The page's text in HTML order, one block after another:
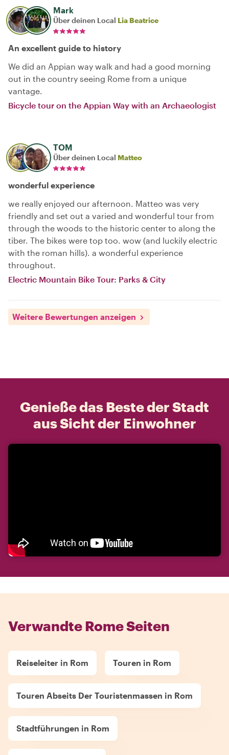
Mark
Über deinen Local Lia Beatrice
An excellent guide to history
We did an Appian way walk and had a good morning
out in the country seeing Rome from a unique
vantage.
Bicycle tour on the Appian Way with an Archaeologist
TOM
Über deinen Local Matteo
wonderful experience
we really enjoyed our afternoon. Matteo was very
friendly and set out a varied and wonderful tour from
through the woods to the historic center to along the
tiber. The bikes were top too. wow (and luckily electric
with the roman hills). a wonderful experience
throughout.
Electric Mountain Bike Tour: Parks & City
Weitere Bewertungen anzeigen
Genieße das Beste der Stadt
aus Sicht der Einwohner
Verwandte Rome Seiten
Reiseleiter in Rom Touren in Rom
Touren Abseits Der Touristenmassen in Rom
Stadtführungen in Rom